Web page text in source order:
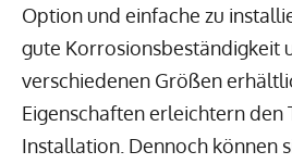
Option und einfache zu
gute Korrosionsbeständigkeit
verschiedenen Größen
Eigenschaften erleichtern den
Installation. Dennoch können